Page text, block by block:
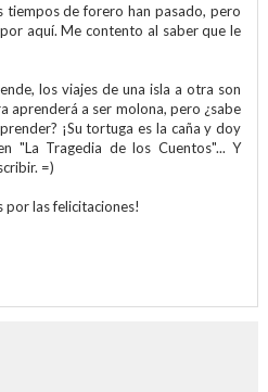
tiempos de forero han pasado, pero
aquí. Me contento al saber que le
los viajes de una isla a otra son
aprenderá a ser molona, pero ¿sabe
¡Su tortuga es la caña y doy
"La Tragedia de los Cuentos"... Y
=)
por las felicitaciones!